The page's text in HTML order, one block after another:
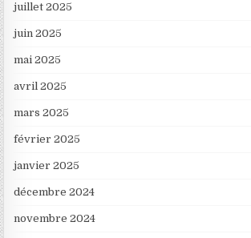
juillet 2025
juin 2025
mai 2025
avril 2025
mars 2025
février 2025
janvier 2025
décembre 2024
novembre 2024